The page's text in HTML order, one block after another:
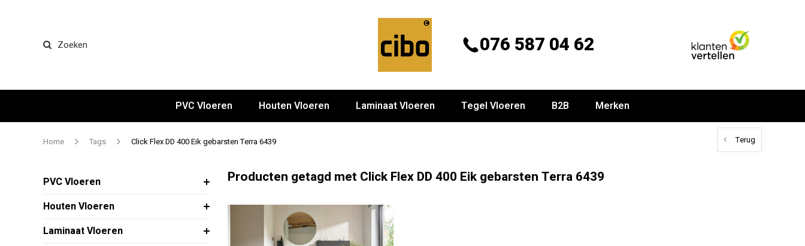
Zoeken 076 587 04 62
PVC Vloeren Houten Vloeren Laminaat Vloeren Tegel Vloeren B2B Merken
Home Tags Click Flex DD 400 Eik gebarsten Terra 6439 Terug
PVC Vloeren
Houten Vloeren
Laminaat Vloeren
Producten getagd met Click Flex DD 400 Eik gebarsten Terra 6439